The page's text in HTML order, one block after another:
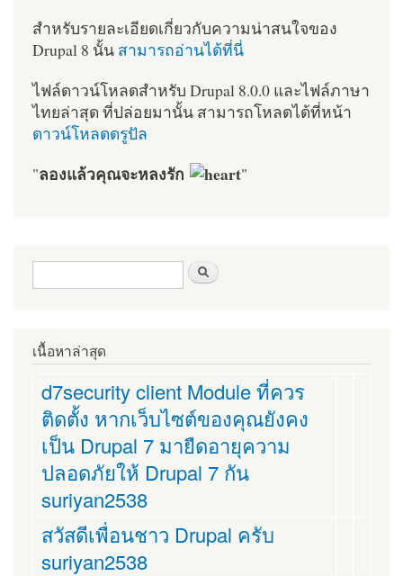
สำหรับรายละเอียดเกี่ยวกับความน่าสนใจของ
Drupal 8 นั้น สามารถอ่านได้ที่นี่
ไฟล์ดาวน์โหลดสำหรับ Drupal 8.0.0 และไฟล์ภาษา
ไทยล่าสุด ที่ปล่อยมานั้น สามารถโหลดได้ที่หน้า
ดาวน์โหลดดรูปัล
"ลองแล้วคุณจะหลงรัก "
ฟอร์มค้นหา
เนื้อหาล่าสุด
d7security client Module ที่ควร
ติดตั้ง หากเว็บไซต์ของคุณยังคง
เป็น Drupal 7 มายืดอายุความ
ปลอดภัยให้ Drupal 7 กัน
suriyan2538
สวัสดีเพื่อนชาว Drupal ครับ
suriyan2538